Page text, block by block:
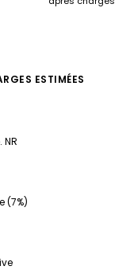
ESTIMÉES
(7%)